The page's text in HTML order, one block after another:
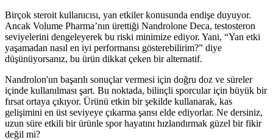
Birçok steroit kullanıcısı, yan etkiler konusunda endişe duyuyor.
Ancak Volume Pharma’nın ürettiği Nandrolone Deca, testosteron
seviyelerini dengeleyerek bu riski minimize ediyor. Yani, “Yan etki
yaşamadan nasıl en iyi performansı gösterebilirim?” diye
düşünüyorsanız, bu ürün dikkat çeken bir alternatif.
Nandrolon'un başarılı sonuçlar vermesi için doğru doz ve süreler
içinde kullanılması şart. Bu noktada, bilinçli sporcular için büyük bir
fırsat ortaya çıkıyor. Ürünü etkin bir şekilde kullanarak, kas
gelişimini en üst seviyeye çıkarma şansı elde ediyorlar. Ne dersiniz,
uzun süre etkili bir ürünle spor hayatını hızlandırmak güzel bir fikir
değil mi?